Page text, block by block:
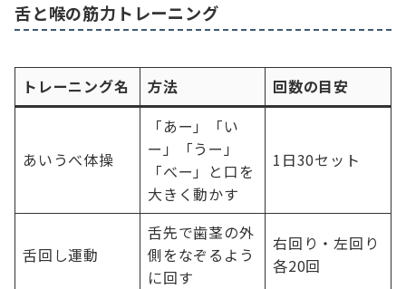
舌と喉の筋力トレーニング
トレーニング名 方法 回数の目安
あいうべ体操
「あー」「い
ー」「うー」
「べー」と口を
大きく動かす
1日30セット
舌回し運動
舌先で歯茎の外
側をなぞるよう
に回す
右回り・左回り
各20回